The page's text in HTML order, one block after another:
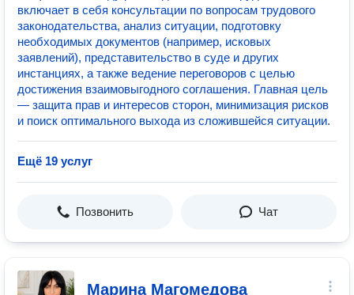
включает в себя консультации по вопросам трудового
законодательства, анализ ситуации, подготовку
необходимых документов (например, исковых
заявлений), представительство в суде и других
инстанциях, а также ведение переговоров с целью
достижения взаимовыгодного соглашения. Главная цель
— защита прав и интересов сторон, минимизация рисков
и поиск оптимального выхода из сложившейся ситуации.
Ещё 19 услуг
Позвонить Чат
Марина Магомедова